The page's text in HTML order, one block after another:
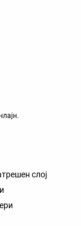
слој